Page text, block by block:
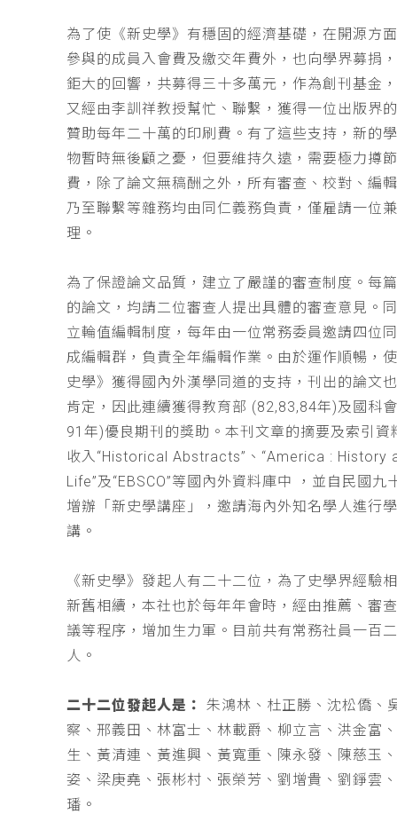
為了使《新史學》有穩固的經濟基礎，在開源方
參與的成員入會費及繳交年費外，也向學界募捐
鉅大的回響，共募得三十多萬元，作為創刊基金
又經由李訓祥教授幫忙、聯繫，獲得一位出版界
贊助每年二十萬的印刷費。有了這些支持，新的
物暫時無後顧之憂，但要維持久遠，需要極力撙
費，除了論文無稿酬之外，所有審查、校對、編
乃至聯繫等雜務均由同仁義務負責，僅雇請一位
理。
為了保證論文品質，建立了嚴謹的審查制度。每
的論文，均請二位審查人提出具體的審查意見。
立輪值編輯制度，每年由一位常務委員邀請四位
成編輯群，負責全年編輯作業。由於運作順暢，
史學》獲得國內外漢學同道的支持，刊出的論文
肯定，因此連續獲得教育部 (82,83,84年)及國科
91年)優良期刊的獎助。本刊文章的摘要及索引資
收入“Historical Abstracts”、“America : History
Life”及“EBSCO”等國內外資料庫中 ，並自民國九
增辦「新史學講座」，邀請海內外知名學人進行
講。
《新史學》發起人有二十二位，為了史學界經驗
新舊相續，本社也於每年年會時，經由推薦、審
議等程序，增加生力軍。目前共有常務社員一百
人。
二十二位發起人是：
朱鴻林、杜正勝、沈松僑、
察、邢義田、林富士、林載爵、柳立言、洪金富
生、黃清連、黃進興、黃寬重、陳永發、陳慈玉
姿、梁庚堯、張彬村、張榮芳、劉增貴、劉錚雲
璠。